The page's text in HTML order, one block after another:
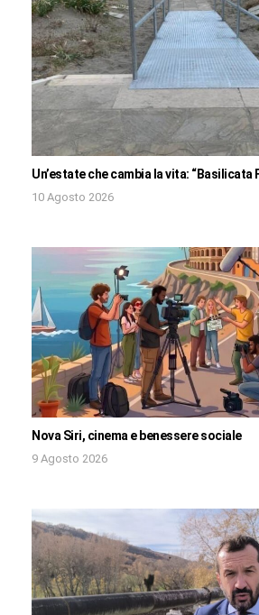
Un’estate che cambia la vita: “Basilicata
10 Agosto 2026
Nova Siri, cinema e benessere sociale
9 Agosto 2026